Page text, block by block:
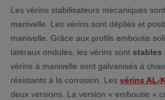
Les vérins stabilisateurs mécaniques
manivelle. Les vérins sont dépliés et
manivelle. Grâce aux profils emboutis
latéraux ondulés, les vérins sont stables
vérins à manivelle sont galvanisés à
résistants à la corrosion. Les vérins AL-
deux versions. La version « emboutie »